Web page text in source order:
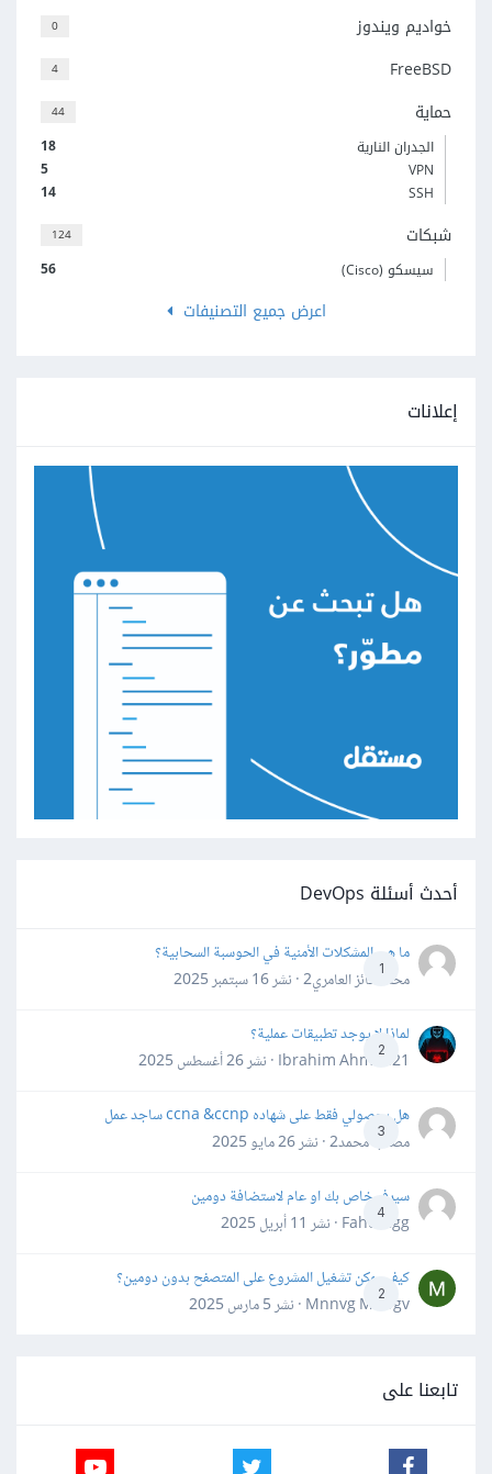
0 خواديم ويندوز
4 FreeBSD
44 حماية
18
الجدران النارية
5
VPN
14
SSH
124 شبكات
56 سيسكو (Cisco)
اعرض جميع التصنيفات
إعلانات
أحدث أسئلة DevOps
1
ما هي المشكلات الأمنية في الحوسبة السحابية؟
محمد فائز العامري2 · نشر
16 سبتمبر 2025
2
لماذا لا يوجد تطبيقات عملية؟
Ibrahim Ahmed21 · نشر
26 أغسطس 2025
3
هل بحصولي فقط على شهاده ccna &ccnp ساجد عمل
مصعب محمد2 · نشر
26 مايو 2025
4
سيرفر خاص بك او عام لاستضافة دومين
Fahd Ggg · نشر
11 أبريل 2025
2
كيف يمكن تشغيل المشروع على المتصفح بدون دومين؟
Mnnvg Mnbgv · نشر
5 مارس 2025
تابعنا على